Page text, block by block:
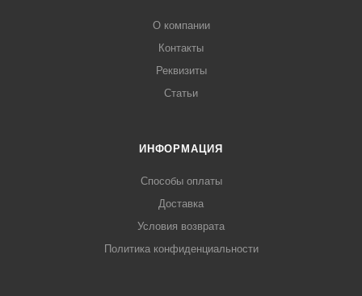
О компании
Контакты
Реквизиты
Статьи
ИНФОРМАЦИЯ
Способы оплаты
Доставка
Условия возврата
Политика конфиденциальности